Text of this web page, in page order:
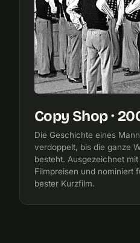
Copy Shop ·
Die Geschichte eines
verdoppelt, bis die ganze
besteht. Ausgezeichnet
Filmpreisen und nominiert
bester Kurzfilm.